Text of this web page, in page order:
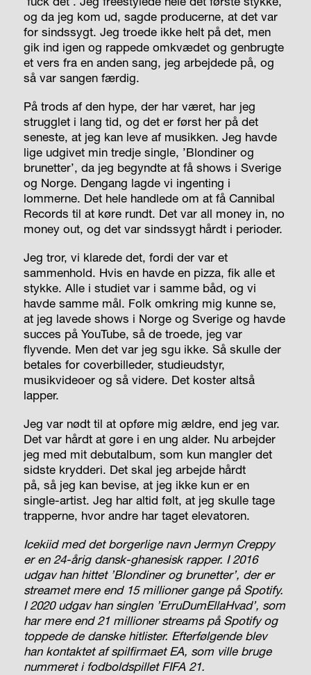
og da jeg kom ud, sagde producerne, at det var
for sindssygt. Jeg troede ikke helt på det, men
gik ind igen og rappede omkvædet og genbrugte
et vers fra en anden sang, jeg arbejdede på, og
så var sangen færdig.
På trods af den hype, der har været, har jeg
strugglet i lang tid, og det er først her på det
seneste, at jeg kan leve af musikken. Jeg havde
lige udgivet min tredje single, ’Blondiner og
brunetter’, da jeg begyndte at få shows i Sverige
og Norge. Dengang lagde vi ingenting i
lommerne. Det hele handlede om at få Cannibal
Records til at køre rundt. Det var all money in, no
money out, og det var sindssygt hårdt i perioder.
Jeg tror, vi klarede det, fordi der var et
sammenhold. Hvis en havde en pizza, fik alle et
stykke. Alle i studiet var i samme båd, og vi
havde samme mål. Folk omkring mig kunne se,
at jeg lavede shows i Norge og Sverige og havde
succes på YouTube, så de troede, jeg var
flyvende. Men det var jeg sgu ikke. Så skulle der
betales for coverbilleder, studieudstyr,
musikvideoer og så videre. Det koster altså
lapper.
Jeg var nødt til at opføre mig ældre, end jeg var.
Det var hårdt at gøre i en ung alder. Nu arbejder
jeg med mit debutalbum, som kun mangler det
sidste krydderi. Det skal jeg arbejde hårdt
på, så jeg kan bevise, at jeg ikke kun er en
single-artist. Jeg har altid følt, at jeg skulle tage
trapperne, hvor andre har taget elevatoren.
Icekiid med det borgerlige navn Jermyn Creppy
er en 24-årig dansk-ghanesisk rapper. I 2016
udgav han hittet ’Blondiner og brunetter’, der er
streamet mere end 15 millioner gange på Spotify.
I 2020 udgav han singlen ’ErruDumEllaHvad’, som
har mere end 21 millioner streams på Spotify og
toppede de danske hitlister. Efterfølgende blev
han kontaktet af spilfirmaet EA, som ville bruge
nummeret i fodboldspillet FIFA 21.